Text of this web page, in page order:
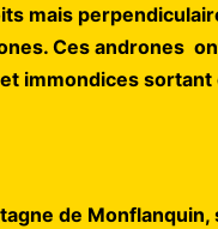
mais
Ces andrones
immondices
de